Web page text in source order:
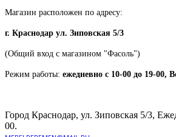
Магазин расположен по адресу:
г. Краснодар ул. Зиповская 5/3
(Общий вход с магазином "Фасоль")
Режим работы: ежедневно с 10-00 до 19-00,
Город Краснодар, ул. Зиповская 5/3,
00.